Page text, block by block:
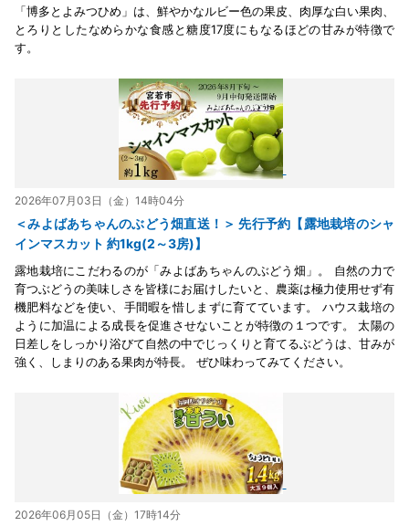
「博多とよみつひめ」は、鮮やかなルビー色の果皮、肉厚な白い果肉、
とろりとしたなめらかな食感と糖度17度にもなるほどの甘みが特徴で
す。
2026年07月03日（金）14時04分
＜みよばあちゃんのぶどう畑直送！＞ 先行予約【露地栽培のシャ
インマスカット 約1kg(2～3房)】
露地栽培にこだわるのが「みよばあちゃんのぶどう畑」。 自然の力で
育つぶどうの美味しさを皆様にお届けしたいと、農薬は極力使用せず有
機肥料などを使い、手間暇を惜しまずに育てています。 ハウス栽培の
ように加温による成長を促進させないことが特徴の１つです。 太陽の
日差しをしっかり浴びて自然の中でじっくりと育てるぶどうは、甘みが
強く、しまりのある果肉が特長。 ぜひ味わってみてください。
2026年06月05日（金）17時14分